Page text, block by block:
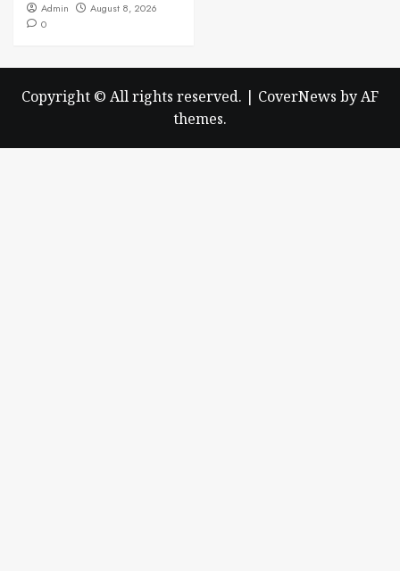
Admin
August 8, 2026
0
Copyright © All rights reserved. | CoverNews by AF
themes.